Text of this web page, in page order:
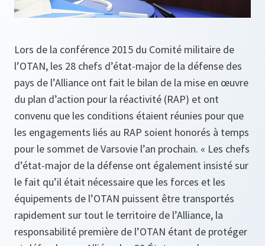
Lors de la conférence 2015 du Comité militaire de
l’OTAN, les 28 chefs d’état-major de la défense des
pays de l’Alliance ont fait le bilan de la mise en œuvre
du plan d’action pour la réactivité (RAP) et ont
convenu que les conditions étaient réunies pour que
les engagements liés au RAP soient honorés à temps
pour le sommet de Varsovie l’an prochain. « Les chefs
d’état-major de la défense ont également insisté sur
le fait qu’il était nécessaire que les forces et les
équipements de l’OTAN puissent être transportés
rapidement sur tout le territoire de l’Alliance, la
responsabilité première de l’OTAN étant de protéger